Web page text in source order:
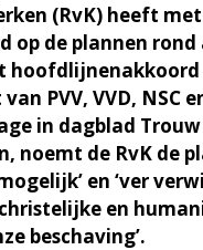
(RvK) heeft
op de plannen rond
hoofdlijnenakkoord
PVV, VVD, NSC
in dagblad Trouw
noemt de RvK de
en ‘ver
en
beschaving’.